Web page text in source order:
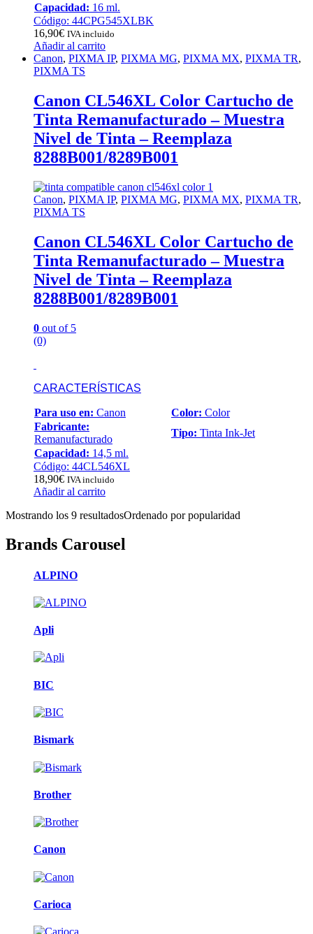
Capacidad: 16 ml.
Código: 44CPG545XLBK
16,90€ IVA incluido
Añadir al carrito
Canon, PIXMA IP, PIXMA MG, PIXMA MX, PIXMA TR,
PIXMA TS
Canon CL546XL Color Cartucho de
Tinta Remanufacturado – Muestra
Nivel de Tinta – Reemplaza
8288B001/8289B001
Canon, PIXMA IP, PIXMA MG, PIXMA MX, PIXMA TR,
PIXMA TS
Canon CL546XL Color Cartucho de
Tinta Remanufacturado – Muestra
Nivel de Tinta – Reemplaza
8288B001/8289B001
0 out of 5
(0)
CARACTERÍSTICAS
Para uso en: Canon Color: Color
Fabricante:
Remanufacturado
Tipo: Tinta Ink-Jet
Capacidad: 14,5 ml.
Código: 44CL546XL
18,90€ IVA incluido
Añadir al carrito
Mostrando los 9 resultadosOrdenado por popularidad
Brands Carousel
ALPINO
Apli
BIC
Bismark
Brother
Canon
Carioca